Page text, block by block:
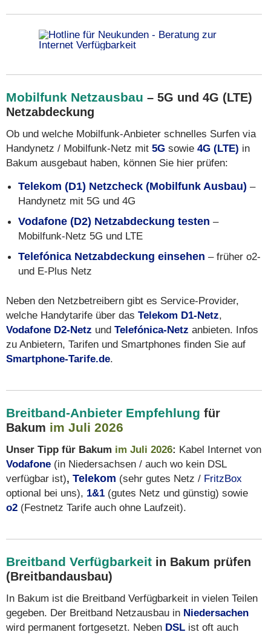
Mobilfunk Netzausbau – 5G und 4G (LTE)
Netzabdeckung
Ob und welche Mobilfunk-Anbieter schnelles Surfen via
Handynetz / Mobilfunk-Netz mit 5G sowie 4G (LTE) in
Bakum ausgebaut haben, können Sie hier prüfen:
Telekom (D1) Netzcheck (Mobilfunk Ausbau) –
Handynetz mit 5G und 4G
Vodafone (D2) Netzabdeckung testen –
Mobilfunk-Netz 5G und LTE
Telefónica Netzabdeckung einsehen – früher o2-
und E-Plus Netz
Neben den Netzbetreibern gibt es Service-Provider,
welche Handytarife über das Telekom D1-Netz,
Vodafone D2-Netz und Telefónica-Netz anbieten. Infos
zu Anbietern, Tarifen und Smartphones finden Sie auf
Smartphone-Tarife.de.
Breitband-Anbieter Empfehlung für
Bakum im Juli 2026
Unser Tipp für Bakum im Juli 2026: Kabel Internet von
Vodafone (in Niedersachsen / auch wo kein DSL
verfügbar ist), Telekom (sehr gutes Netz / FritzBox
optional bei uns), 1&1 (gutes Netz und günstig) sowie
o2 (Festnetz Tarife auch ohne Laufzeit).
Breitband Verfügbarkeit in Bakum prüfen
(Breitbandausbau)
In Bakum ist die Breitband Verfügbarkeit in vielen Teilen
gegeben. Der Breitband Netzausbau in Niedersachen
wird permanent fortgesetzt. Neben DSL ist oft auch